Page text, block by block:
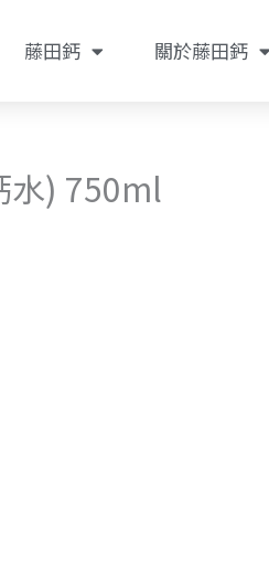
藤田鈣 關於藤田鈣
水) 750ml